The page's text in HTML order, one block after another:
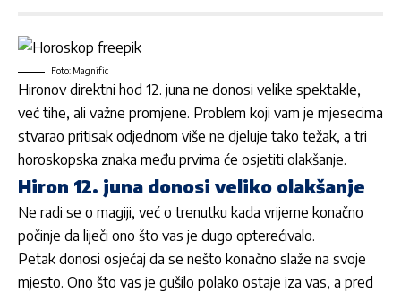
Foto: Magnific
Hironov direktni hod 12. juna ne donosi velike spektakle,
već tihe, ali važne promjene. Problem koji vam je mjesecima
stvarao pritisak odjednom više ne djeluje tako težak, a tri
horoskopska znaka među prvima će osjetiti olakšanje.
Hiron 12. juna donosi veliko olakšanje
Ne radi se o magiji, već o trenutku kada vrijeme konačno
počinje da liječi ono što vas je dugo opterećivalo.
Petak donosi osjećaj da se nešto konačno slaže na svoje
mjesto. Ono što vas je gušilo polako ostaje iza vas, a pred